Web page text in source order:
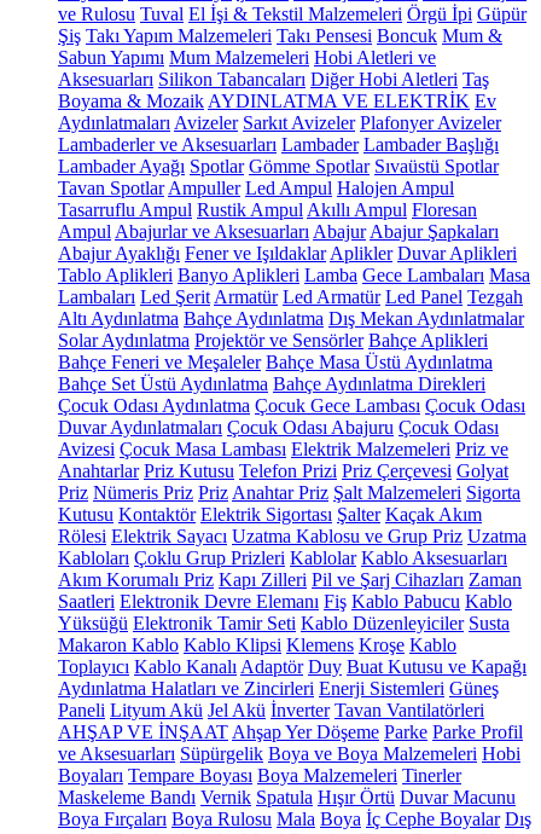
ve Rulosu Tuval El İşi & Tekstil Malzemeleri Örgü İpi Güpür
Şiş Takı Yapım Malzemeleri Takı Pensesi Boncuk Mum &
Sabun Yapımı Mum Malzemeleri Hobi Aletleri ve
Aksesuarları Silikon Tabancaları Diğer Hobi Aletleri Taş
Boyama & Mozaik AYDINLATMA VE ELEKTRİK Ev
Aydınlatmaları Avizeler Sarkıt Avizeler Plafonyer Avizeler
Lambaderler ve Aksesuarları Lambader Lambader Başlığı
Lambader Ayağı Spotlar Gömme Spotlar Sıvaüstü Spotlar
Tavan Spotlar Ampuller Led Ampul Halojen Ampul
Tasarruflu Ampul Rustik Ampul Akıllı Ampul Floresan
Ampul Abajurlar ve Aksesuarları Abajur Abajur Şapkaları
Abajur Ayaklığı Fener ve Işıldaklar Aplikler Duvar Aplikleri
Tablo Aplikleri Banyo Aplikleri Lamba Gece Lambaları Masa
Lambaları Led Şerit Armatür Led Armatür Led Panel Tezgah
Altı Aydınlatma Bahçe Aydınlatma Dış Mekan Aydınlatmalar
Solar Aydınlatma Projektör ve Sensörler Bahçe Aplikleri
Bahçe Feneri ve Meşaleler Bahçe Masa Üstü Aydınlatma
Bahçe Set Üstü Aydınlatma Bahçe Aydınlatma Direkleri
Çocuk Odası Aydınlatma Çocuk Gece Lambası Çocuk Odası
Duvar Aydınlatmaları Çocuk Odası Abajuru Çocuk Odası
Avizesi Çocuk Masa Lambası Elektrik Malzemeleri Priz ve
Anahtarlar Priz Kutusu Telefon Prizi Priz Çerçevesi Golyat
Priz Nümeris Priz Priz Anahtar Priz Şalt Malzemeleri Sigorta
Kutusu Kontaktör Elektrik Sigortası Şalter Kaçak Akım
Rölesi Elektrik Sayacı Uzatma Kablosu ve Grup Priz Uzatma
Kabloları Çoklu Grup Prizleri Kablolar Kablo Aksesuarları
Akım Korumalı Priz Kapı Zilleri Pil ve Şarj Cihazları Zaman
Saatleri Elektronik Devre Elemanı Fiş Kablo Pabucu Kablo
Yüksüğü Elektronik Tamir Seti Kablo Düzenleyiciler Susta
Makaron Kablo Kablo Klipsi Klemens Kroşe Kablo
Toplayıcı Kablo Kanalı Adaptör Duy Buat Kutusu ve Kapağı
Aydınlatma Halatları ve Zincirleri Enerji Sistemleri Güneş
Paneli Lityum Akü Jel Akü İnverter Tavan Vantilatörleri
AHŞAP VE İNŞAAT Ahşap Yer Döşeme Parke Parke Profil
ve Aksesuarları Süpürgelik Boya ve Boya Malzemeleri Hobi
Boyaları Tempare Boyası Boya Malzemeleri Tinerler
Maskeleme Bandı Vernik Spatula Hışır Örtü Duvar Macunu
Boya Fırçaları Boya Rulosu Mala Boya İç Cephe Boyalar Dış